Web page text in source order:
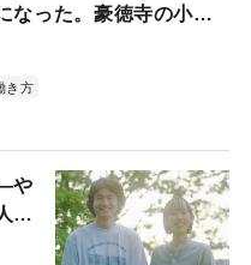
なった。豪徳寺の小さ
来―
き方
や